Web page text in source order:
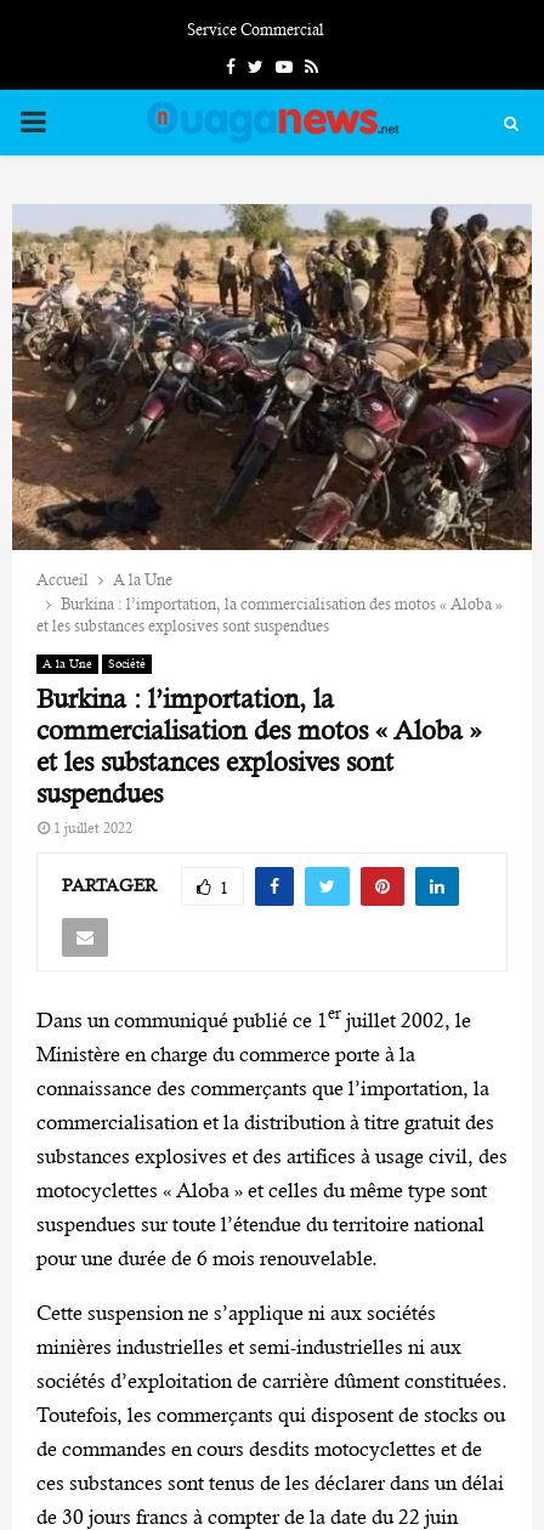
Service Commercial
FacebookTwitterYoutube
Rss
PRIMARY
Accueil
A la Une
Burkina : l’importation, la commercialisation des motos « Aloba »
et les substances explosives sont suspendues
A la Une Société
Burkina : l’importation, la
commercialisation des motos « Aloba »
et les substances explosives sont
suspendues
1 juillet 2022
PARTAGER 1
Dans un communiqué publié ce 1 er juillet 2002, le
Ministère en charge du commerce porte à la
connaissance des commerçants que l’importation, la
commercialisation et la distribution à titre gratuit des
substances explosives et des artifices à usage civil, des
motocyclettes « Aloba » et celles du même type sont
suspendues sur toute l’étendue du territoire national
pour une durée de 6 mois renouvelable.
Cette suspension ne s’applique ni aux sociétés
minières industrielles et semi-industrielles ni aux
sociétés d’exploitation de carrière dûment constituées.
Toutefois, les commerçants qui disposent de stocks ou
de commandes en cours desdits motocyclettes et de
ces substances sont tenus de les déclarer dans un délai
de 30 jours francs à compter de la date du 22 juin